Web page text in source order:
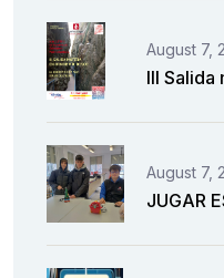
August 7,
III Salida
August 7,
JUGAR